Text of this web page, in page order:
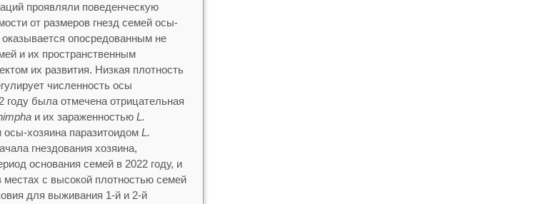
проявляли поведенческую
от размеров гнезд семей осы-
опосредованным не
и их пространственным
их развития. Низкая плотность
численность осы
году была отмечена отрицательная
и их зараженностью L.
хозяина паразитоидом L.
гнездования хозяина,
основания семей в 2022 году, и
местах с высокой плотностью семей
для выживания 1-й и 2-й